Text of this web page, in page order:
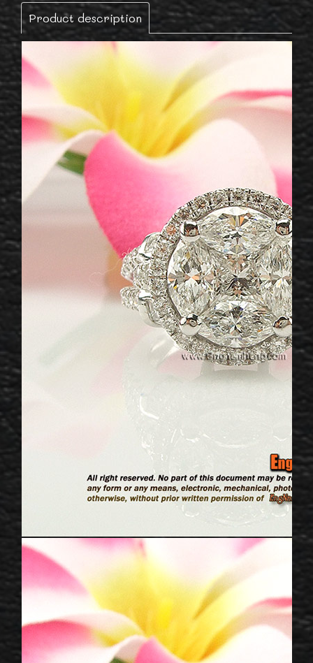
Product description